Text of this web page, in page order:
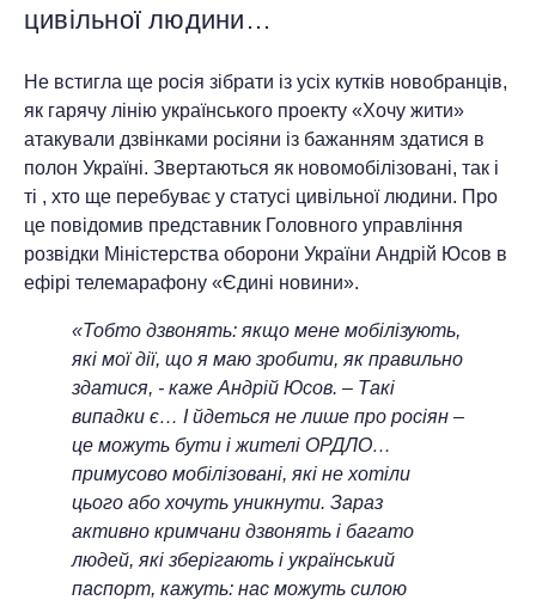
цивільної людини…
Не встигла ще росія зібрати із усіх кутків новобранців,
як гарячу лінію українського проекту «Хочу жити»
атакували дзвінками росіяни із бажанням здатися в
полон Україні. Звертаються як новомобілізовані, так і
ті , хто ще перебуває у статусі цивільної людини. Про
це повідомив представник Головного управління
розвідки Міністерства оборони України Андрій Юсов в
ефірі телемарафону «Єдині новини».
«Тобто дзвонять: якщо мене мобілізують,
які мої дії, що я маю зробити, як правильно
здатися, - каже Андрій Юсов. – Такі
випадки є… І йдеться не лише про росіян –
це можуть бути і жителі ОРДЛО…
примусово мобілізовані, які не хотіли
цього або хочуть уникнути. Зараз
активно кримчани дзвонять і багато
людей, які зберігають і український
паспорт, кажуть: нас можуть силою